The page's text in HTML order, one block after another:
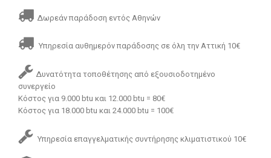
Δωρεάν παράδοση εντός Αθηνών
Υπηρεσία αυθημερόν παράδοσης σε όλη την Αττική 10€
Δυνατότητα τοποθέτησης από εξουσιοδοτημένο
συνεργείο
Κόστος για 9.000 btu και 12.000 btu = 80€
Κόστος για 18.000 btu και 24.000 btu = 100€
Υπηρεσία επαγγελματικής συντήρησης κλιματιστικού 10€